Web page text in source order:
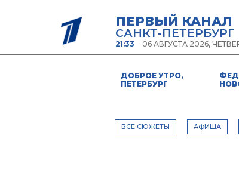
ПЕРВЫЙ КАНАЛ
САНКТ-ПЕТЕРБУРГ
21:33 06 АВГУСТА 2026,
ДОБРОЕ УТРО,
ПЕТЕРБУРГ
ВСЕ СЮЖЕТЫ АФИША